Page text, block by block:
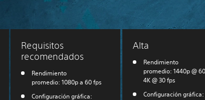
Requisitos
recomendados
Rendimiento
promedio: 1080p a 60 fps
Configuración gráfica:
Alta
Rendimiento
promedio: 1440p @
4K @ 30 fps
Configuración